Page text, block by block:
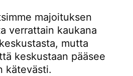
majoituksen
verrattain kaukana
mutta
keskustaan pääsee
kätevästi.